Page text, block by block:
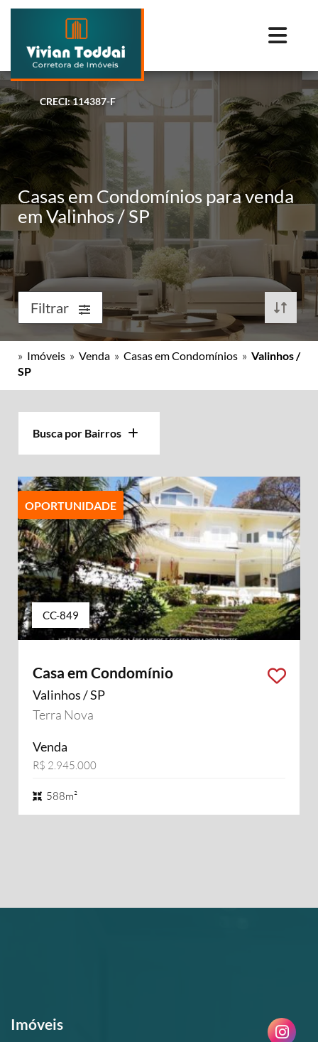
CRECI: 114387-F
Casas em Condomínios para venda
em Valinhos / SP
Filtrar
» Imóveis » Venda » Casas em Condomínios » Valinhos /
SP
Busca por Bairros
OPORTUNIDADE
CC-849
Casa em Condomínio
Valinhos / SP
Terra Nova
Venda
R$ 2.945.000
588m²
Imóveis